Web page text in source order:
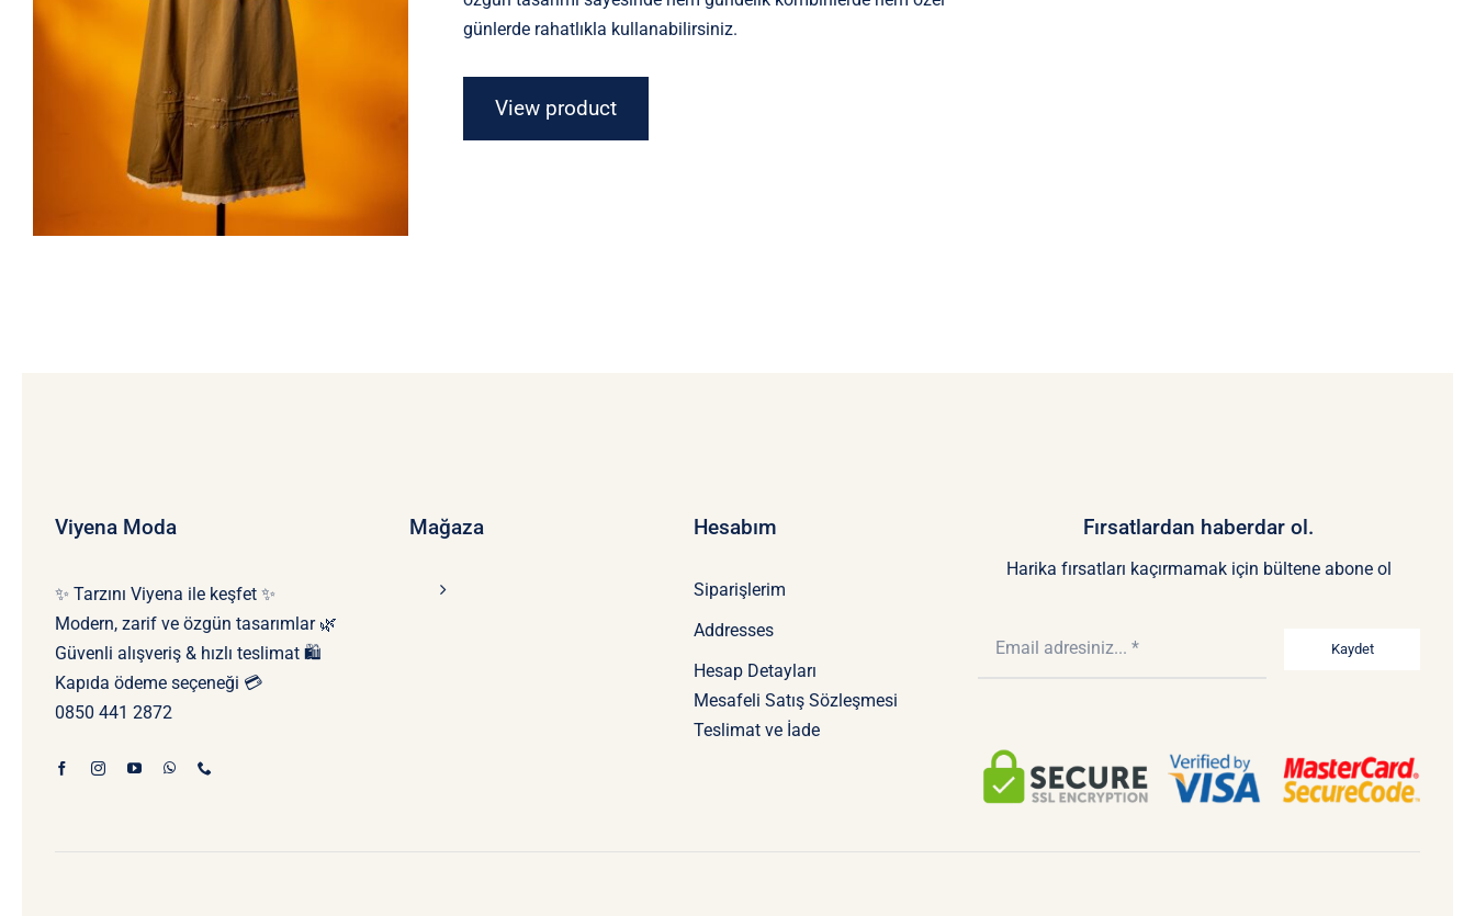
günlerde rahatlıkla kullanabilirsiniz.
View product
Viyena Moda
✨ Tarzını Viyena ile keşfet ✨
Modern, zarif ve özgün tasarımlar 🌿
Güvenli alışveriş & hızlı teslimat 🛍️
Kapıda ödeme seçeneği 💳
0850 441 2872
Mağaza Hesabım
Siparişlerim
Addresses
Hesap Detayları
Mesafeli Satış Sözleşmesi
Teslimat ve İade
Fırsatlardan haberdar ol.
Harika fırsatları kaçırmamak için bültene abone ol
Kaydet